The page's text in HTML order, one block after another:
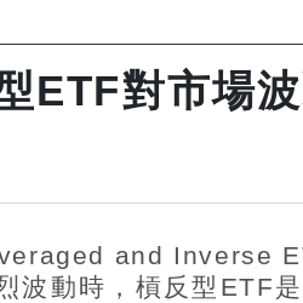
ETF對市場
and Inverse
波動時，槓反型 ETF